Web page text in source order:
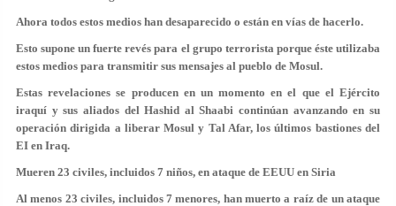
Ahora todos estos medios han desaparecido o están en vías de hacerlo.
Esto supone un fuerte revés para el grupo terrorista porque éste utilizaba
estos medios para transmitir sus mensajes al pueblo de Mosul.
Estas revelaciones se producen en un momento en el que el Ejército
iraquí y sus aliados del Hashid al Shaabi continúan avanzando en su
operación dirigida a liberar Mosul y Tal Afar, los últimos bastiones del
EI en Iraq.
Mueren 23 civiles, incluidos 7 niños, en ataque de EEUU en Siria
Al menos 23 civiles, incluidos 7 menores, han muerto a raíz de un ataque